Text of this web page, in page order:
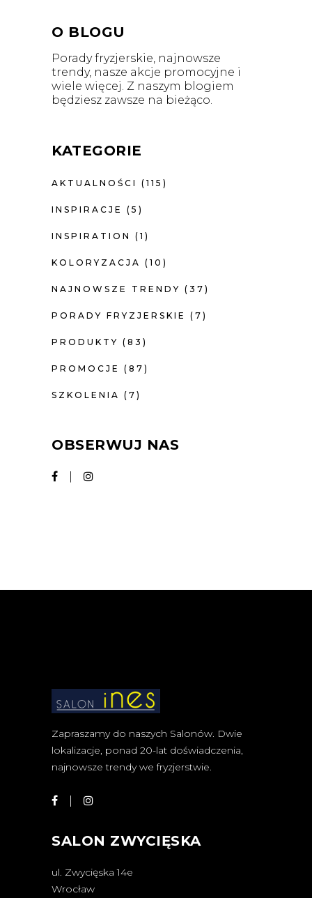
O BLOGU
Porady fryzjerskie, najnowsze
trendy, nasze akcje promocyjne i
wiele więcej. Z naszym blogiem
będziesz zawsze na bieżąco.
KATEGORIE
AKTUALNOŚCI (115)
INSPIRACJE (5)
INSPIRATION (1)
KOLORYZACJA (10)
NAJNOWSZE TRENDY (37)
PORADY FRYZJERSKIE (7)
PRODUKTY (83)
PROMOCJE (87)
SZKOLENIA (7)
OBSERWUJ NAS
Zapraszamy do naszych Salonów. Dwie
lokalizacje, ponad 20-lat doświadczenia,
najnowsze trendy we fryzjerstwie.
SALON ZWYCIĘSKA
ul. Zwycięska 14e
Wrocław